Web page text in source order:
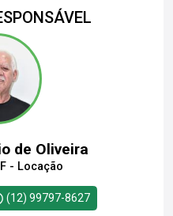
de Oliveira
- Locação
(12) 99797-8627